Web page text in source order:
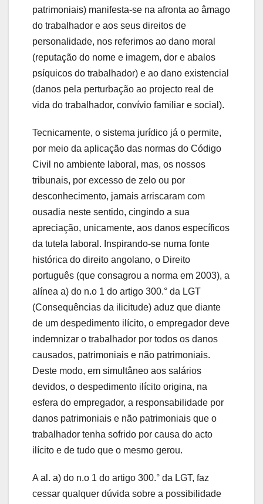
patrimoniais) manifesta-se na afronta ao âmago
do trabalhador e aos seus direitos de
personalidade, nos referimos ao dano moral
(reputação do nome e imagem, dor e abalos
psíquicos do trabalhador) e ao dano existencial
(danos pela perturbação ao projecto real de
vida do trabalhador, convívio familiar e social).
Tecnicamente, o sistema jurídico já o permite,
por meio da aplicação das normas do Código
Civil no ambiente laboral, mas, os nossos
tribunais, por excesso de zelo ou por
desconhecimento, jamais arriscaram com
ousadia neste sentido, cingindo a sua
apreciação, unicamente, aos danos específicos
da tutela laboral. Inspirando-se numa fonte
histórica do direito angolano, o Direito
português (que consagrou a norma em 2003), a
alínea a) do n.o 1 do artigo 300.° da LGT
(Consequências da ilicitude) aduz que diante
de um despedimento ilícito, o empregador deve
indemnizar o trabalhador por todos os danos
causados, patrimoniais e não patrimoniais.
Deste modo, em simultâneo aos salários
devidos, o despedimento ilícito origina, na
esfera do empregador, a responsabilidade por
danos patrimoniais e não patrimoniais que o
trabalhador tenha sofrido por causa do acto
ilícito e de tudo que o mesmo gerou.
A al. a) do n.o 1 do artigo 300.° da LGT, faz
cessar qualquer dúvida sobre a possibilidade